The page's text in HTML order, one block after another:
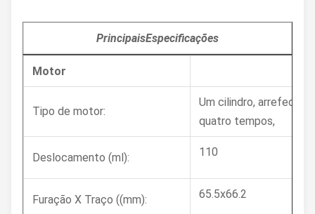
PrincipaisEspecificações
Motor
Tipo de motor:
Um cilindro, arrefecido
quatro tempos,
Deslocamento (ml): 110
Furação X Traço ((mm): 65.5x66.2